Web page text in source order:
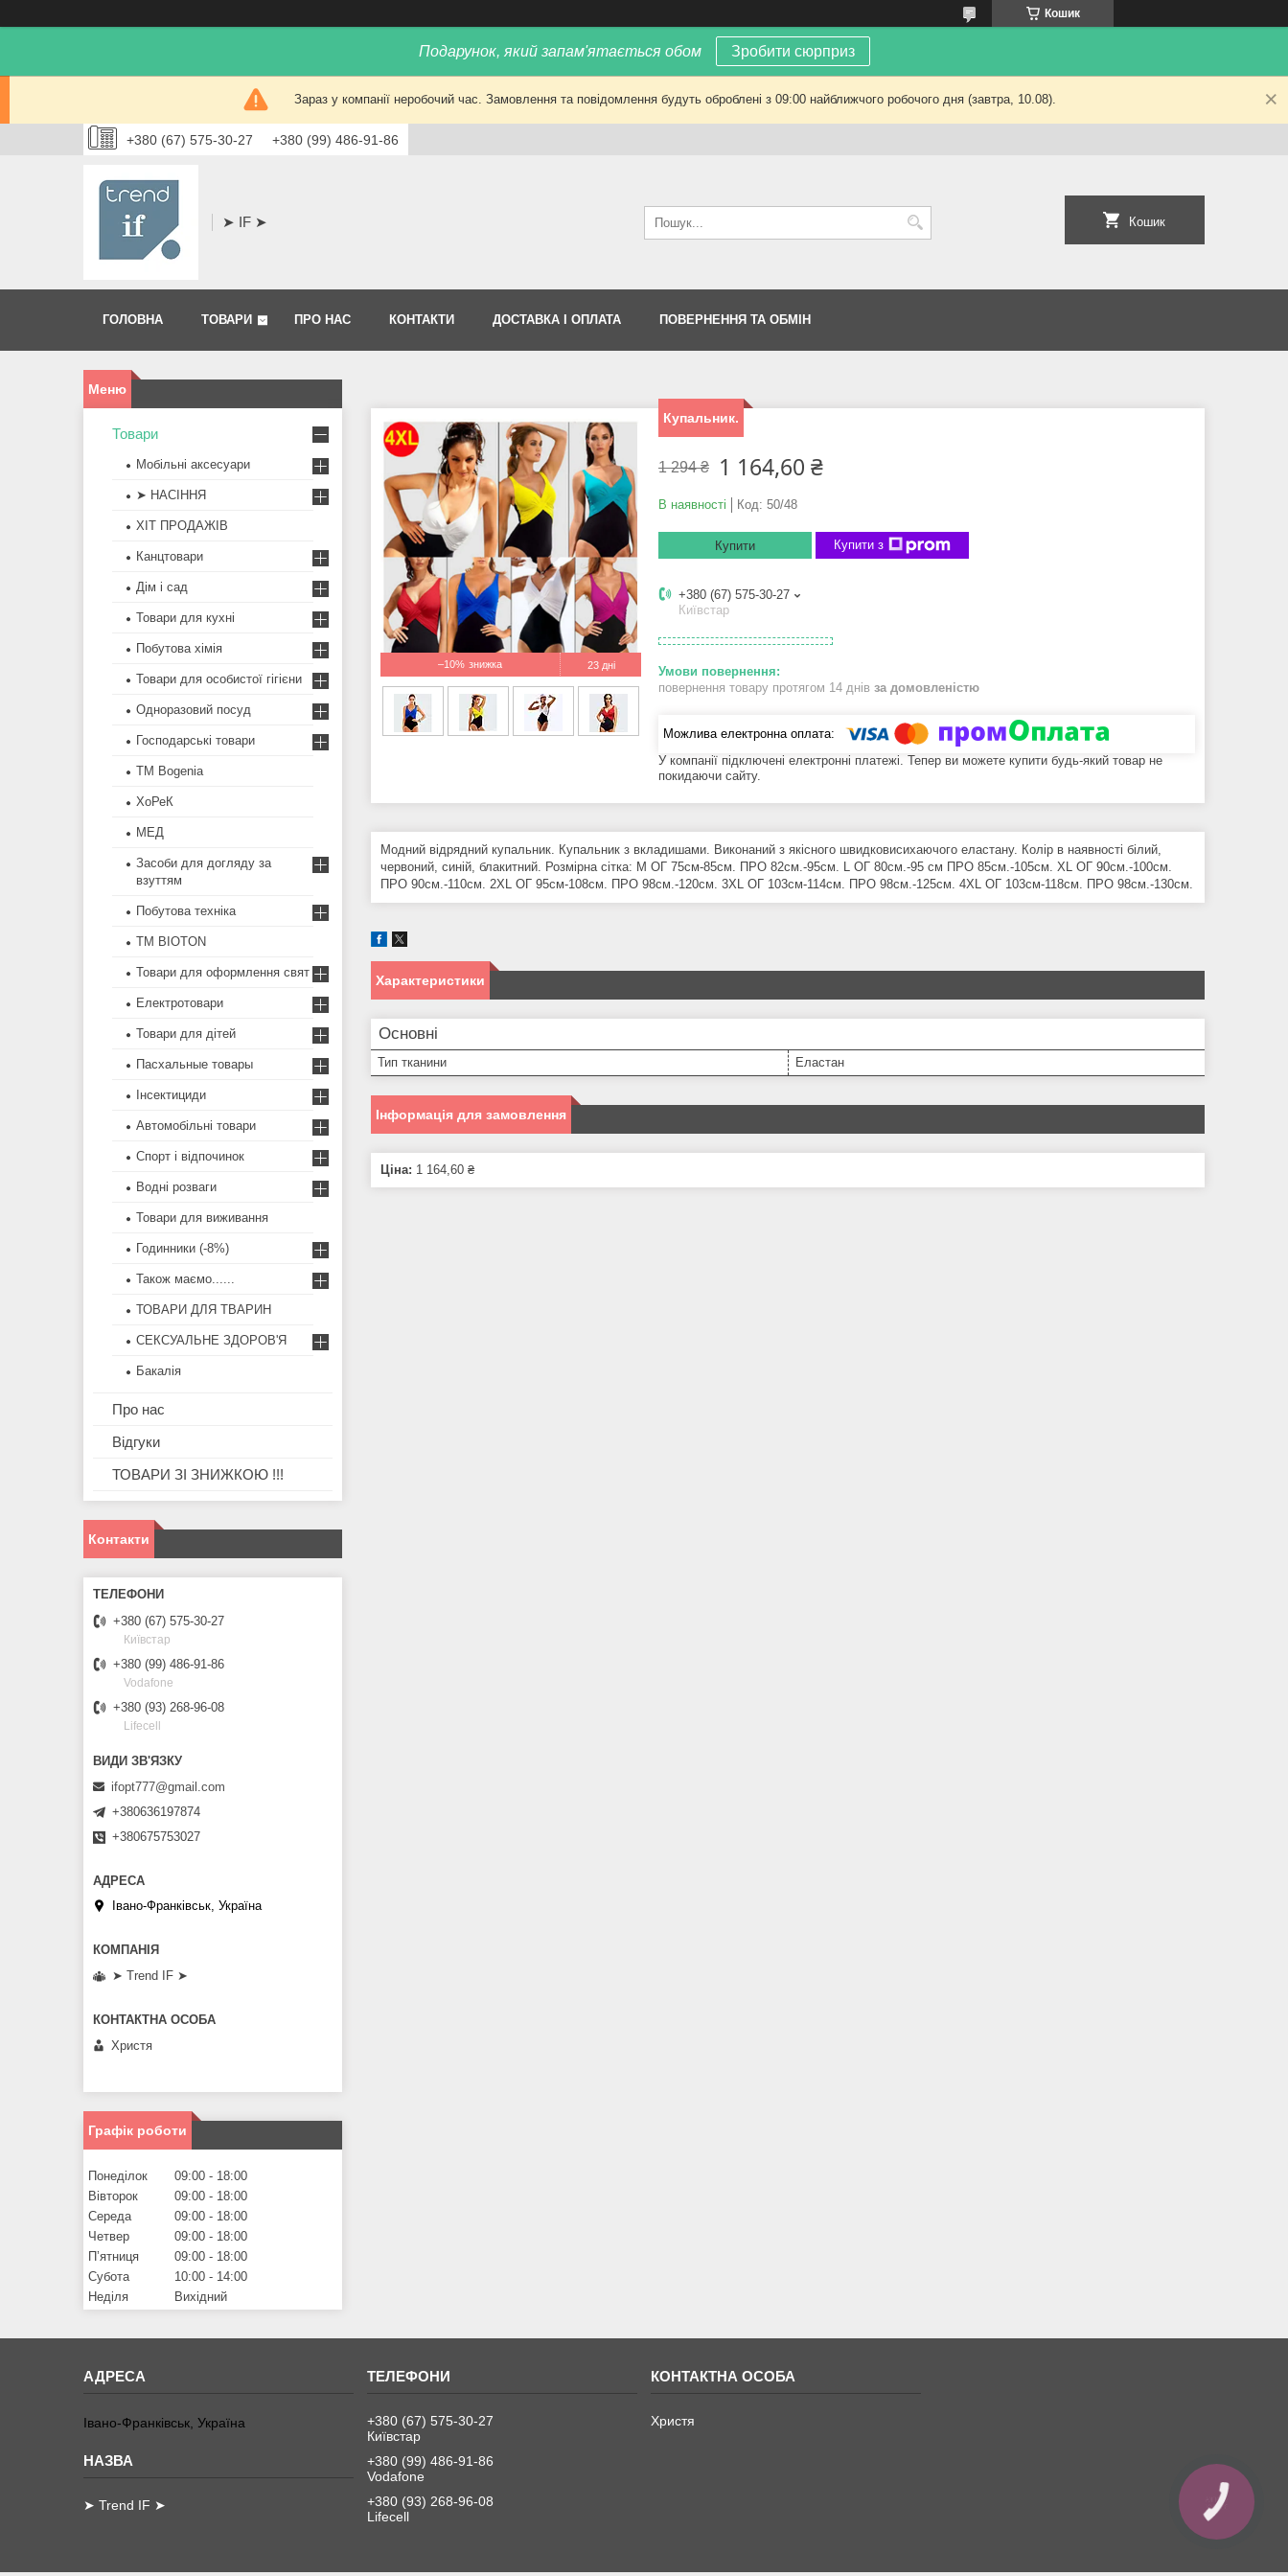
Кошик
Подарунок, який запам'ятається обом Зробити сюрприз
Зараз у компанії неробочий час. Замовлення та повідомлення будуть оброблені з 09:00 найближчого робочого дня (завтра, 10.08).
+380 (67) 575-30-27 +380 (99) 486-91-86
➤ IF ➤ Кошик
ГОЛОВНА ТОВАРИ ПРО НАС КОНТАКТИ ДОСТАВКА І ОПЛАТА ПОВЕРНЕННЯ ТА ОБМІН
–10% 23 дні
Купальник.
1 294 ₴ 1 164,60 ₴
В наявності Код: 50/48
Купити Купити з
+380 (67) 575-30-27
Київстар
повернення товару протягом 14 днів за домовленістю
У компанії підключені електронні платежі. Тепер ви можете купити будь-який товар не
покидаючи сайту.
Модний відрядний купальник. Купальник з вкладишами. Виконаний з якісного швидковисихаючого еластану. Колір в наявності білий,
червоний, синій, блакитний. Розмірна сітка: M ОГ 75см-85см. ПРО 82см.-95см. L ОГ 80см.-95 см ПРО 85см.-105см. XL ОГ 90см.-100см.
ПРО 90см.-110см. 2XL ОГ 95см-108см. ПРО 98см.-120см. 3ХL ОГ 103см-114см. ПРО 98см.-125см. 4ХL ОГ 103см-118см. ПРО 98см.-130см.
Характеристики
Основні
Тип тканини Еластан
Інформація для замовлення
Ціна: 1 164,60 ₴
Товари
Мобільні аксесуари
➤ НАСІННЯ
ХІТ ПРОДАЖІВ
Канцтовари
Дім і сад
Товари для кухні
Побутова хімія
Товари для особистої гігієни
Одноразовий посуд
Господарські товари
ТМ Bogenia
ХоРеК
МЕД
Засоби для догляду за
взуттям
Побутова техніка
ТМ BIOTON
Товари для оформлення свят
Електротовари
Товари для дітей
Пасхальные товары
Інсектициди
Автомобільні товари
Спорт і відпочинок
Водні розваги
Товари для виживання
Годинники (-8%)
Також маємо......
ТОВАРИ ДЛЯ ТВАРИН
СЕКСУАЛЬНЕ ЗДОРОВ'Я
Бакалія
Про нас
Відгуки
ТОВАРИ ЗІ ЗНИЖКОЮ !!!
Контакти
+380 (67) 575-30-27
Київстар
+380 (99) 486-91-86
Vodafone
+380 (93) 268-96-08
Lifecell
ifopt777@gmail.com
+380636197874
+380675753027
Івано-Франківськ, Україна
➤ Trend IF ➤
Христя
Графік роботи
Понеділок 09:00
18:00
Вівторок
09:00
18:00
Середа
09:00
18:00
Четвер
09:00
18:00
Пʼятниця
09:00
18:00
Субота
10:00
14:00
Неділя
Вихідний
Івано-Франківськ, Україна
➤ Trend IF ➤
+380 (67) 575-30-27
Київстар
+380 (99) 486-91-86
Vodafone
+380 (93) 268-96-08
Lifecell
Христя
КНОПКА
ЗВ'ЯЗКУ